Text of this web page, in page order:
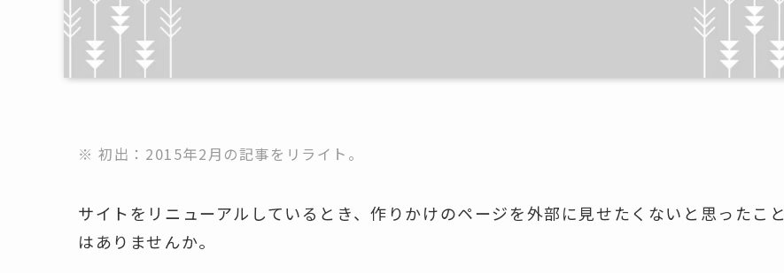
※ 初出：2015年2月の記事をリライト。
サイトをリニューアルしているとき、作りかけのページを外部に見せたくないと思ったこと
はありませんか。